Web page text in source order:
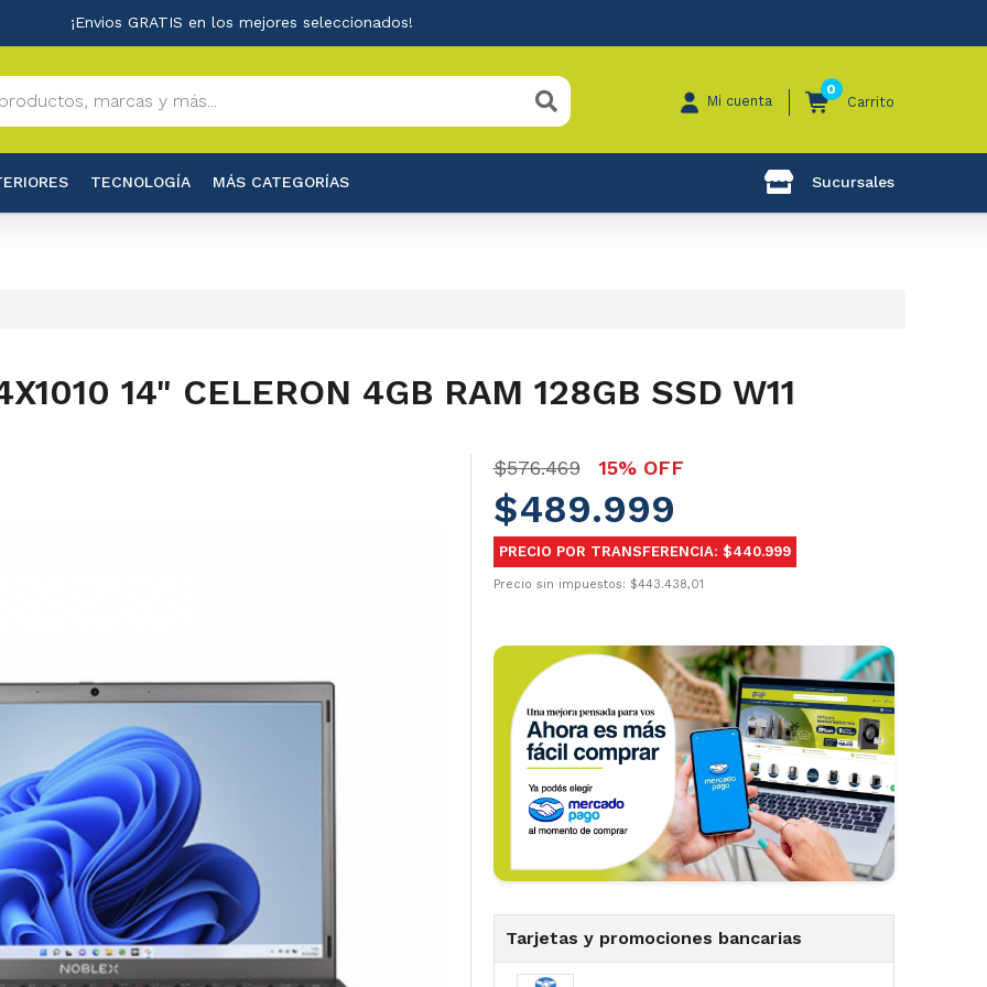
¡Envios GRATIS en los mejores seleccionados!
Mi cuenta
0
Carrito
TECNOLOGÍA MÁS CATEGORÍAS Sucursales
14" CELERON 4GB RAM 128GB SSD W11
$576.469 15% OFF
$489.999
PRECIO POR TRANSFERENCIA: $440.999
Precio sin impuestos: $443.438,01
Tarjetas y promociones bancarias